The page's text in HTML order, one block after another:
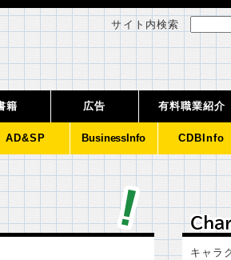
サイト内検索
籍 広告 有料職業紹介
AD&SP BusinessInfo CDBInfo
Ｃｈａ
Ｃｈａ
キャラ